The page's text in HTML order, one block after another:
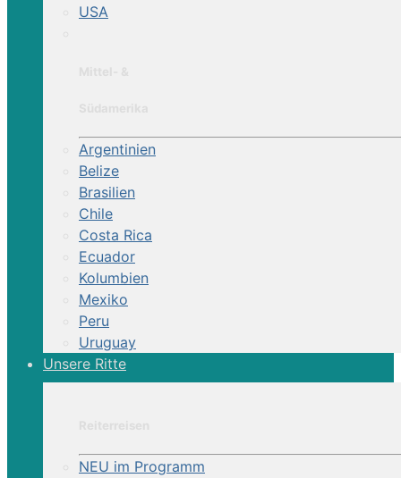
USA
Argentinien
Belize
Brasilien
Chile
Costa Rica
Ecuador
Kolumbien
Mexiko
Peru
Uruguay
Unsere Ritte
NEU im Programm